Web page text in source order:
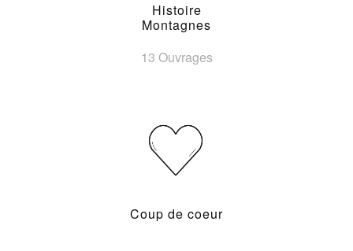
Histoire
Montagnes
13 Ouvrages
Coup de coeur